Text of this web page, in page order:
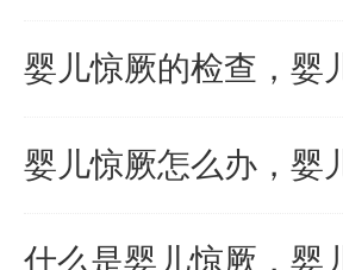
婴儿惊厥的检查，婴
婴儿惊厥怎么办，婴
什么是婴儿惊厥，婴